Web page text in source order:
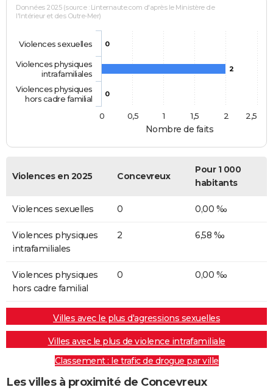
Nombre de faits
Données 2025 (source : Linternaute.com d'après le Ministère de
l'Intérieur et des Outre-Mer)
0
2
0
Violences sexuelles
Violences physiques
intrafamiliales
Violences physiques
hors cadre familial
0
0,5 1 1,5 2 2,5
Violences en 2025 Concevreux
Pour 1 000
habitants
Violences sexuelles 0 0,00 ‰
Violences physiques
intrafamiliales
2 6,58 ‰
Violences physiques
hors cadre familial
0 0,00 ‰
Villes avec le plus d'agressions sexuelles
Villes avec le plus de violence intrafamiliale
Classement : le trafic de drogue par ville
Les villes à proximité de Concevreux